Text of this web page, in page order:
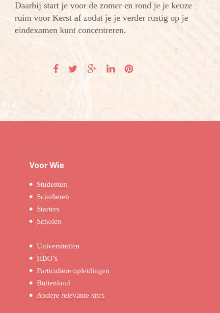
Daarbij start je voor de zomer en rond je je keuze
ruim voor Kerst af zodat je je verder rustig op je
eindexamen kunt concentreren.
Voor Wie
Studenten
Scholieren
Starters
Scholen
Universiteiten
HBO’s
Particuliere opleidingen
Buitenland
Andere relevante sites